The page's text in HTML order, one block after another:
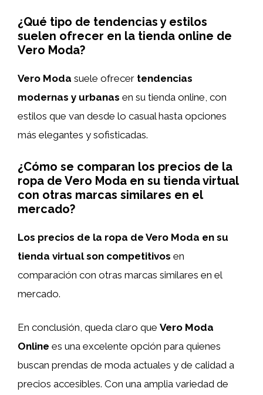
¿Qué tipo de tendencias y estilos
suelen ofrecer en la tienda online de
Vero Moda?
Vero Moda suele ofrecer tendencias
modernas y urbanas en su tienda online, con
estilos que van desde lo casual hasta opciones
más elegantes y sofisticadas.
¿Cómo se comparan los precios de la
ropa de Vero Moda en su tienda virtual
con otras marcas similares en el
mercado?
Los precios de la ropa de Vero Moda en su
tienda virtual son competitivos en
comparación con otras marcas similares en el
mercado.
En conclusión, queda claro que Vero Moda
Online es una excelente opción para quienes
buscan prendas de moda actuales y de calidad a
precios accesibles. Con una amplia variedad de